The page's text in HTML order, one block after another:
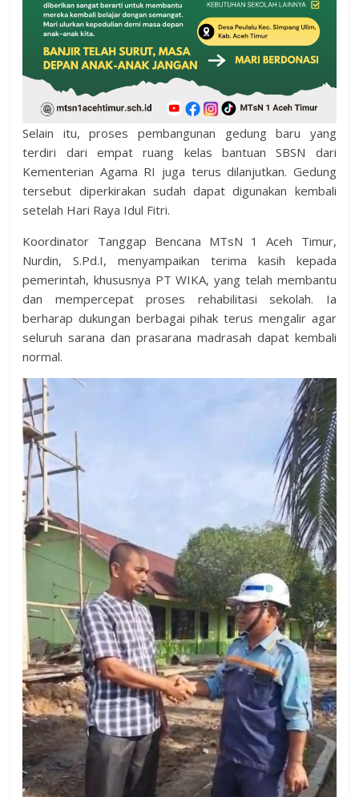
Selain itu, proses pembangunan gedung baru yang
terdiri dari empat ruang kelas bantuan SBSN dari
Kementerian Agama RI juga terus dilanjutkan. Gedung
tersebut diperkirakan sudah dapat digunakan kembali
setelah Hari Raya Idul Fitri.
Koordinator Tanggap Bencana MTsN 1 Aceh Timur,
Nurdin, S.Pd.I, menyampaikan terima kasih kepada
pemerintah, khususnya PT WIKA, yang telah membantu
dan mempercepat proses rehabilitasi sekolah. Ia
berharap dukungan berbagai pihak terus mengalir agar
seluruh sarana dan prasarana madrasah dapat kembali
normal.